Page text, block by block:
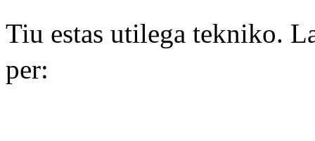
Tiu estas utilega tekniko.
per: